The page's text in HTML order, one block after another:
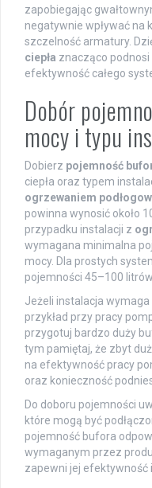
zapobiegając
negatywnie wpływać na
szczelność armatury.
ciepła znacząco
efektywność całego
Dobór
mocy i typu
Dobierz pojemność
ciepła oraz typem
ogrzewaniem
powinna wynosić około
przypadku instalacji z
wymagana minimalna
mocy. Dla prostych
pojemności 45–100
Jeżeli instalacja
przykład przy pracy
przygotuj bardzo duży
tym pamiętaj, że zbyt
na efektywność pracy
oraz konieczność
Do doboru pojemności
które mogą być
pojemność bufora
wymaganym przez
zapewni jej efektywność